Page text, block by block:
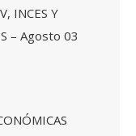
INCES Y
– Agosto 03